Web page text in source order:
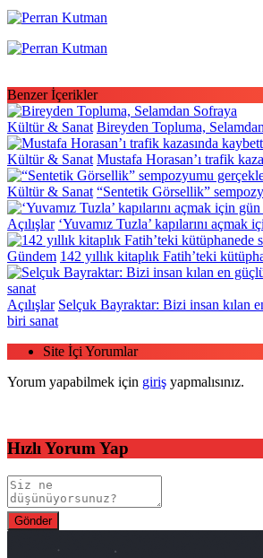
Benzer İçerikler
Kültür & Sanat Bireyden Topluma,
Kültür & Sanat Mustafa Horasan’ı trafik
Kültür & Sanat “Sentetik Görsellik”
Açılışlar ‘Yuvamız Tuzla’ kapılarını açmak
Gündem 142 yıllık kitaplık Fatih’teki
Açılışlar Selçuk Bayraktar: Bizi insan kılan
biri sanat
Site İçi Yorumlar
Yorum yapabilmek için giriş yapmalısınız.
Hızlı Yorum Yap